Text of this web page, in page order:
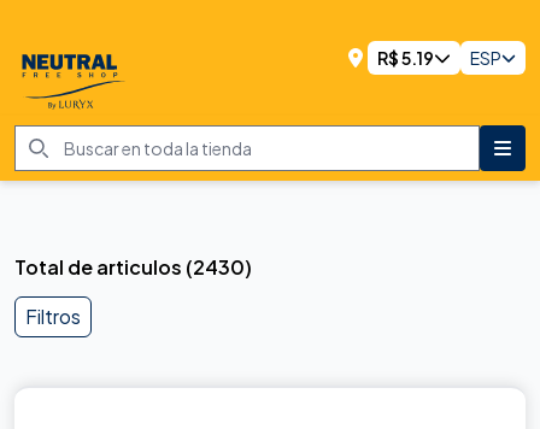
R$5.19 ESP
Total de articulos (2430)
Filtros